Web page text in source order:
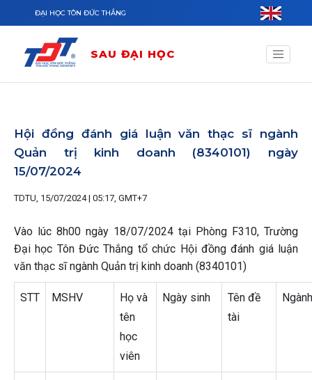
Nhảy đến nội dung
ĐẠI HỌC TÔN ĐỨC THẮNG
SAU ĐẠI HỌC
Hội đồng đánh giá luận văn thạc sĩ ngành
Quản trị kinh doanh (8340101) ngày
15/07/2024
TDTU, 15/07/2024 | 05:17, GMT+7
Vào lúc 8h00 ngày 18/07/2024 tại Phòng F310, Trường
Đại học Tôn Đức Thắng tổ chức Hội đồng đánh giá luận
văn thạc sĩ ngành Quản trị kinh doanh (8340101)
STT MSHV
Họ và
tên
học
viên
Ngày sinh
Tên đề
tài
Ngành